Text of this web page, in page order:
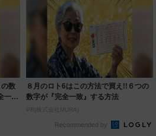
の数
一
８月のロト6はこの方法で買え!!６つの
数字が『完全一致』する方法
PR(株式会社MURA)
Recommended by